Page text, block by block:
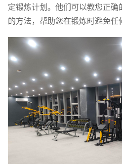
定锻炼计划。他们可以教您正
的方法，帮助您在锻炼时避免任